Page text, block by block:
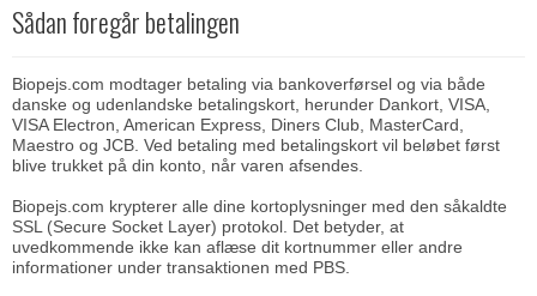
Sådan foregår betalingen
Biopejs.com modtager betaling via bankoverførsel og via både
danske og udenlandske betalingskort, herunder Dankort, VISA,
VISA Electron, American Express, Diners Club, MasterCard,
Maestro og JCB. Ved betaling med betalingskort vil beløbet først
blive trukket på din konto, når varen afsendes.
Biopejs.com krypterer alle dine kortoplysninger med den såkaldte
SSL (Secure Socket Layer) protokol. Det betyder, at
uvedkommende ikke kan aflæse dit kortnummer eller andre
informationer under transaktionen med PBS.